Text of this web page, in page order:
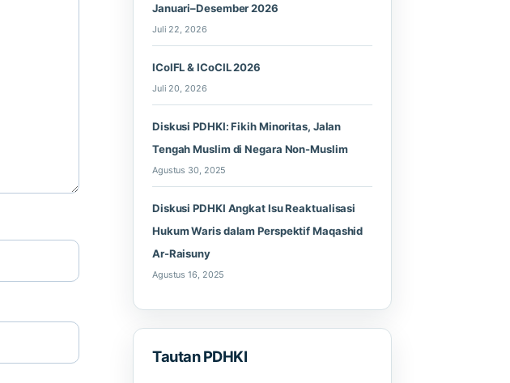
Januari–Desember 2026
Juli 22, 2026
ICoIFL & ICoCIL 2026
Juli 20, 2026
Diskusi PDHKI: Fikih Minoritas, Jalan
Tengah Muslim di Negara Non-Muslim
Agustus 30, 2025
Diskusi PDHKI Angkat Isu Reaktualisasi
Hukum Waris dalam Perspektif Maqashid
Ar-Raisuny
Agustus 16, 2025
Tautan PDHKI